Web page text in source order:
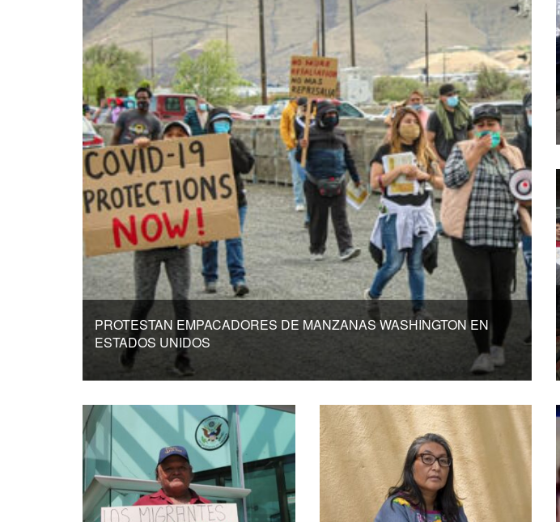
PROTESTAN EMPACADORES DE MANZANAS WASHINGTON EN
ESTADOS UNIDOS